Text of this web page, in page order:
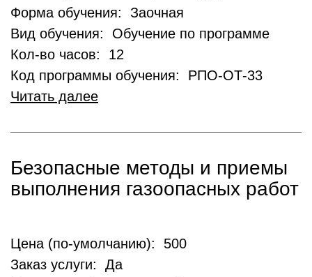
Форма обучения: Заочная
Вид обучения: Обучение по программе
Кол-во часов: 12
Код программы обучения: РПО-ОТ-33
Читать далее
Безопасные методы и приемы
выполнения газоопасных работ
Цена (по-умолчанию): 500
Заказ услуги: Да